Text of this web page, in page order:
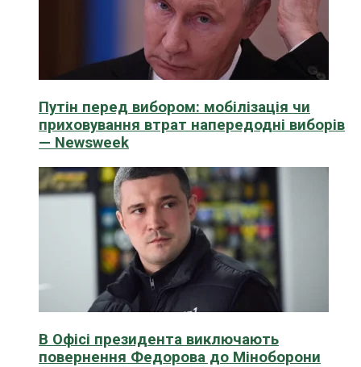
Путін перед вибором: мобілізація чи
приховування втрат напередодні виборів
— Newsweek
В Офісі президента виключають
повернення Федорова до Міноборони